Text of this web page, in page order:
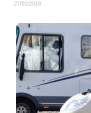
27/01/2018